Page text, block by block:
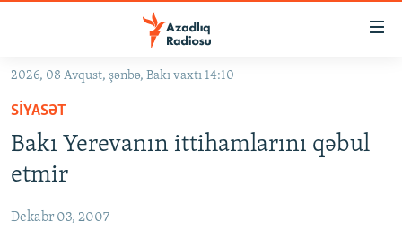
Əsas
qayıt
Əsas
naviqasiyaya
qayıt
Axtarışa
GÜNDƏM
#İZAHLA
FƏRQƏ BAX
2026, 08 Avqust, şənbə, Bakı vaxtı 14:10
SIYASƏT
Bakı Yerevanın ittihamlarını qəbul
etmir
Dekabr 03, 2007